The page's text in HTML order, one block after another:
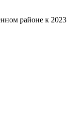
районе к 2023